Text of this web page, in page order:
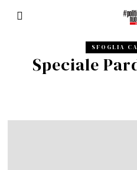
SFOGLIA
Speciale